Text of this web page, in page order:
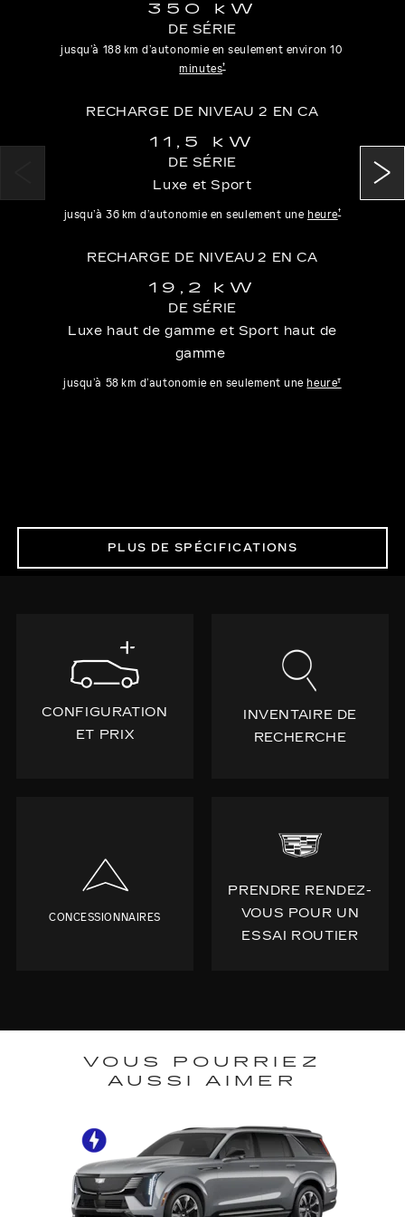
350 kW
DE SÉRIE
jusqu’à 188 km d’autonomie en seulement environ 10
minutes†
RECHARGE DE NIVEAU 2 EN CA
11,5 kW
DE SÉRIE
Luxe et Sport
jusqu’à 36 km d’autonomie en seulement une heure†
RECHARGE DE NIVEAU 2 EN CA
19,2 kW
DE SÉRIE
Luxe haut de gamme et Sport haut de
gamme
jusqu’à 58 km d’autonomie en seulement une heure†
PLUS DE SPÉCIFICATIONS
CONFIGURATION
ET PRIX
INVENTAIRE DE
RECHERCHE
CONCESSIONNAIRES
PRENDRE RENDEZ-
VOUS POUR UN
ESSAI ROUTIER
VOUS POURRIEZ
AUSSI AIMER